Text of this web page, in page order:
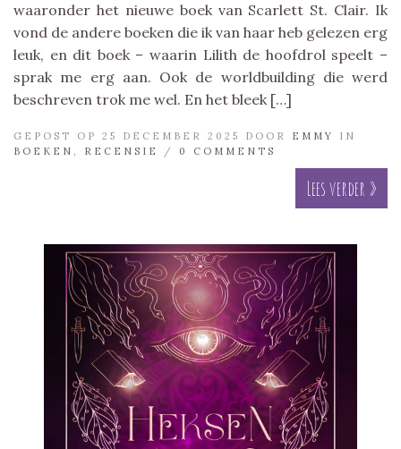
waaronder het nieuwe boek van Scarlett St. Clair. Ik
vond de andere boeken die ik van haar heb gelezen erg
leuk, en dit boek – waarin Lilith de hoofdrol speelt –
sprak me erg aan. Ook de worldbuilding die werd
beschreven trok me wel. En het bleek […]
GEPOST OP 25 DECEMBER 2025 DOOR EMMY
IN
BOEKEN , RECENSIE / 0 COMMENTS
Lees verder »